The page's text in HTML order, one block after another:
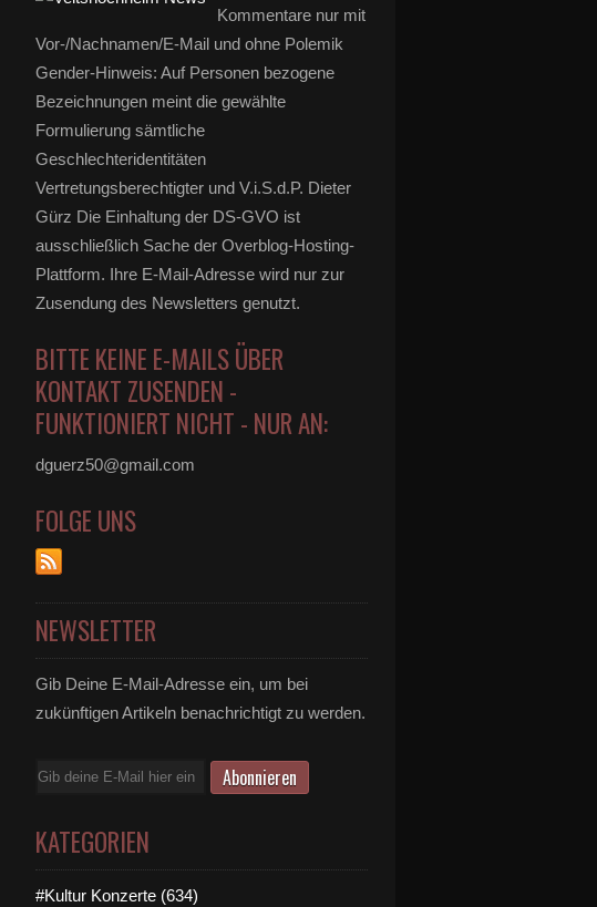
Kommentare nur mit
Vor-/Nachnamen/E-Mail und ohne Polemik
Gender-Hinweis: Auf Personen bezogene
Bezeichnungen meint die gewählte
Formulierung sämtliche
Geschlechteridentitäten
Vertretungsberechtigter und V.i.S.d.P. Dieter
Gürz Die Einhaltung der DS-GVO ist
ausschließlich Sache der Overblog-Hosting-
Plattform. Ihre E-Mail-Adresse wird nur zur
Zusendung des Newsletters genutzt.
BITTE KEINE E-MAILS ÜBER
KONTAKT ZUSENDEN -
FUNKTIONIERT NICHT - NUR AN:
dguerz50@gmail.com
FOLGE UNS
NEWSLETTER
Gib Deine E-Mail-Adresse ein, um bei
zukünftigen Artikeln benachrichtigt zu werden.
E-
KATEGORIEN
#Kultur Konzerte (634)